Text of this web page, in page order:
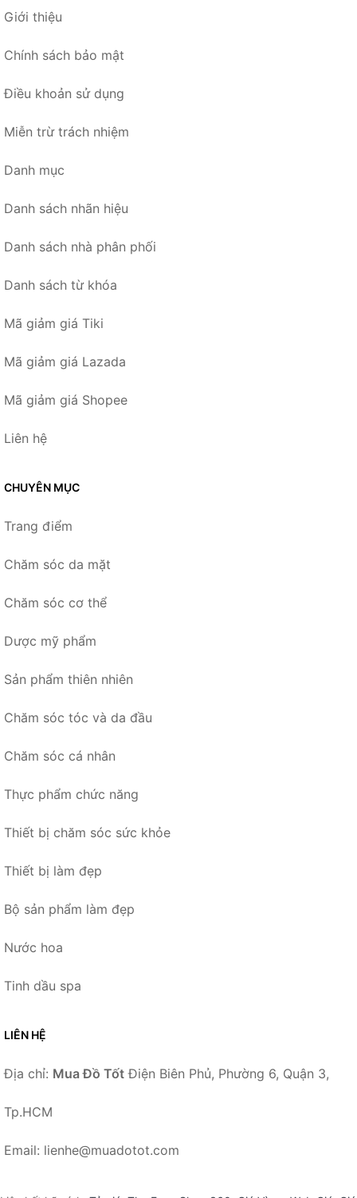
Giới thiệu
Chính sách bảo mật
Điều khoản sử dụng
Miễn trừ trách nhiệm
Danh mục
Danh sách nhãn hiệu
Danh sách nhà phân phối
Danh sách từ khóa
Mã giảm giá Tiki
Mã giảm giá Lazada
Mã giảm giá Shopee
Liên hệ
CHUYÊN MỤC
Trang điểm
Chăm sóc da mặt
Chăm sóc cơ thể
Dược mỹ phẩm
Sản phẩm thiên nhiên
Chăm sóc tóc và da đầu
Chăm sóc cá nhân
Thực phẩm chức năng
Thiết bị chăm sóc sức khỏe
Thiết bị làm đẹp
Bộ sản phẩm làm đẹp
Nước hoa
Tinh dầu spa
LIÊN HỆ
Địa chỉ: Mua Đồ Tốt Điện Biên Phủ, Phường 6, Quận 3,
Tp.HCM
Email: lienhe@muadotot.com